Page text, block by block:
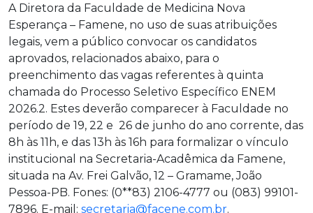
A Diretora da Faculdade de Medicina Nova
Esperança – Famene, no uso de suas atribuições
legais, vem a público convocar os candidatos
aprovados, relacionados abaixo, para o
preenchimento das vagas referentes à quinta
chamada do Processo Seletivo Específico ENEM
2026.2. Estes deverão comparecer à Faculdade no
período de 19, 22 e 26 de junho do ano corrente, das
8h às 11h, e das 13h às 16h para formalizar o vínculo
institucional na Secretaria-Acadêmica da Famene,
situada na Av. Frei Galvão, 12 – Gramame, João
Pessoa-PB. Fones: (0**83) 2106-4777 ou (083) 99101-
7896. E-mail: secretaria@facene.com.br.